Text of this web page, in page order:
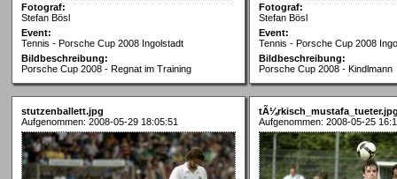
Fotograf:
Stefan Bösl
Event:
Tennis - Porsche Cup 2008 Ingolstadt
Bildbeschreibung:
Porsche Cup 2008 - Regnat im Training
Fotograf:
Stefan Bösl
Event:
Tennis - Porsche Cup 2008
Bildbeschreibung:
Porsche Cup 2008 - Kindlmann
stutzenballett.jpg
Aufgenommen: 2008-05-29 18:05:51
Aufgenommen: 2008-05-25